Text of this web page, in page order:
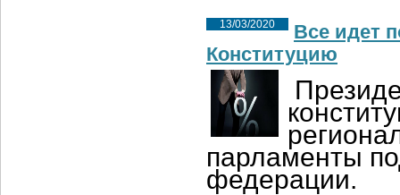
13/03/2020
Все идет
Конституцию
парламенты
федерации.